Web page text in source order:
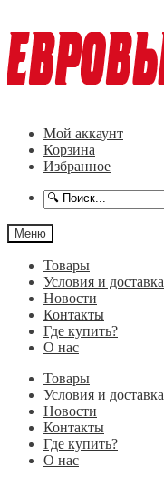
к
навигации
к
содержимому
Мой аккаунт
Корзина
Избранное
Меню
Товары
Условия и доставка
Новости
Контакты
Где купить?
О нас
Товары
Условия и доставка
Новости
Контакты
Где купить?
О нас